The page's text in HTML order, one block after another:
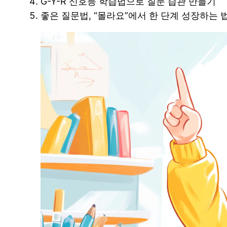
좋은 질문법, “몰라요”에서 한 단계 성장하는